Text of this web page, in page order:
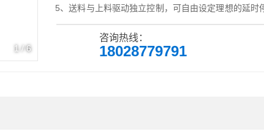
1 /6
5、送料与上料驱动独立控制，可自由设定理想的延时
螺丝、短路等异常时，螺丝机会启动故障报警功能。6
咨询热线：
18028779791